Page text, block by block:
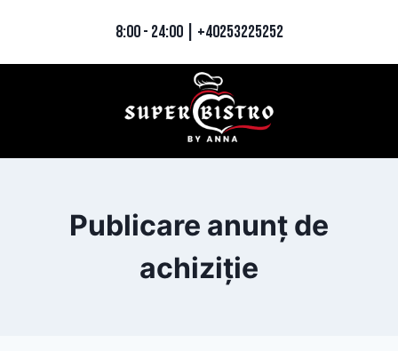
8:00 - 24:00 | +40253225252
Publicare anunț de
achiziție